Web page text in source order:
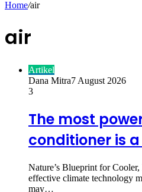
Home/air
air
Artikel
Dana Mitra7 August 2026
3
The most
conditioner is
Nature’s Blueprint for
effective climate technology
may…